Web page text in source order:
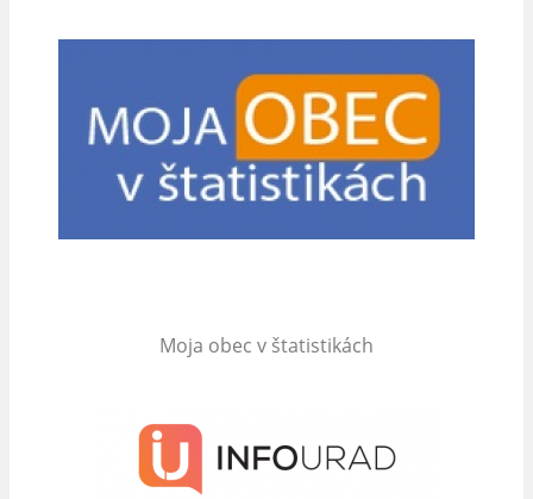
Moja obec v štatistikách